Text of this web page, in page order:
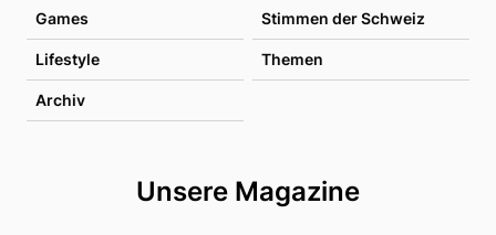
Games Stimmen der Schweiz
Lifestyle Themen
Archiv
Unsere Magazine